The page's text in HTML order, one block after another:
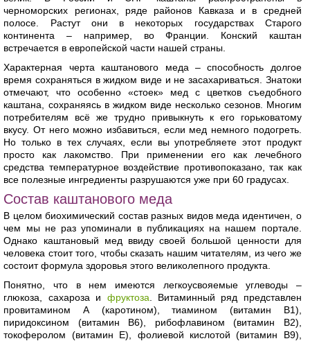
черноморских регионах, ряде районов Кавказа и в средней
полосе. Растут они в некоторых государствах Старого
континента – например, во Франции. Конский каштан
встречается в европейской части нашей страны.
Характерная черта каштанового меда – способность долгое
время сохраняться в жидком виде и не засахариваться. Знатоки
отмечают, что особенно «стоек» мед с цветков съедобного
каштана, сохраняясь в жидком виде несколько сезонов. Многим
потребителям всё же трудно привыкнуть к его горьковатому
вкусу. От него можно избавиться, если мед немного подогреть.
Но только в тех случаях, если вы употребляете этот продукт
просто как лакомство. При применении его как лечебного
средства температурное воздействие противопоказано, так как
все полезные ингредиенты разрушаются уже при 60 градусах.
Состав каштанового меда
В целом биохимический состав разных видов меда идентичен, о
чем мы не раз упоминали в публикациях на нашем портале.
Однако каштановый мед ввиду своей большой ценности для
человека стоит того, чтобы сказать нашим читателям, из чего же
состоит формула здоровья этого великолепного продукта.
Понятно, что в нем имеются легкоусвояемые углеводы –
глюкоза, сахароза и фруктоза . Витаминный ряд представлен
провитамином А (каротином), тиамином (витамин В1),
пиридоксином (витамин В6), рибофлавином (витамин В2),
токоферолом (витамин Е), фолиевой кислотой (витамин В9),